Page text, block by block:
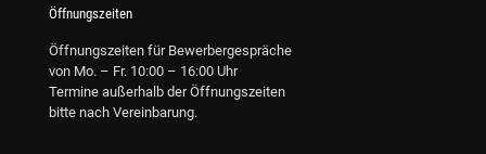
Öffnungszeiten
Öffnungszeiten für Bewerbergespräche
von Mo. – Fr. 10:00 – 16:00 Uhr
Termine außerhalb der Öffnungszeiten
bitte nach Vereinbarung.